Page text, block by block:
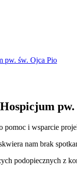
pw. św. Ojca Pio
pw.
pomoc i wsparcie
nam brak
podopiecznych z